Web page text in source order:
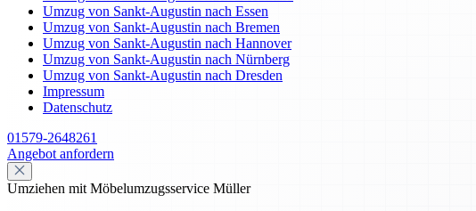
Umzug von Sankt-Augustin nach Essen
Umzug von Sankt-Augustin nach Bremen
Umzug von Sankt-Augustin nach Hannover
Umzug von Sankt-Augustin nach Nürnberg
Umzug von Sankt-Augustin nach Dresden
Impressum
Datenschutz
01579-2648261
Angebot anfordern
Umziehen mit Möbelumzugsservice Müller